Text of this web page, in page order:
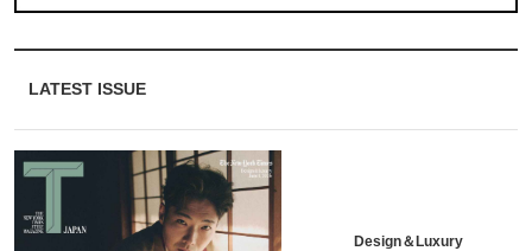
LATEST ISSUE
Design＆Luxury